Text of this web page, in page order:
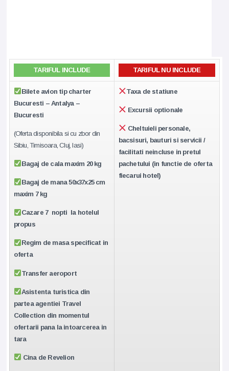
TARIFUL INCLUDE TARIFUL NU INCLUDE
Bilete avion tip charter
Bucuresti – Antalya –
Bucuresti
(Oferta disponibila si cu zbor din
Sibiu, Timisoara, Cluj, Iasi)
Bagaj de cala maxim 20 kg
Bagaj de mana 50x37x25 cm
maxim 7 kg
Cazare 7 nopti la hotelul
propus
Regim de masa specificat in
oferta
Transfer aeroport
Asistenta turistica din
partea agentiei Travel
Collection din momentul
ofertarii pana la intoarcerea in
tara
Cina de Revelion
Taxa de statiune
Excursii optionale
Cheltuieli personale,
bacsisuri, bauturi si servicii /
facilitati neincluse in pretul
pachetului (in functie de oferta
fiecarui hotel)